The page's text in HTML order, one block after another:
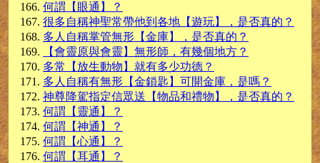
何謂【眼通】？
很多自稱神聖常帶他到各地【遊玩】，是否真的？
多人自稱掌管無形【金庫】，是否真的？
【會靈原與會靈】無形師，有幾個地方？
多常【放生動物】就有多少功德？
多人自稱有無形【金鎖匙】可開金庫，是嗎？
神尊降駕指定信眾送【物品和禮物】，是否真的？
何謂【靈通】？
何謂【神通】？
何謂【心通】？
何謂【耳通】？